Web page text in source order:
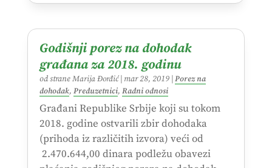
Godišnji porez na dohodak
građana za 2018. godinu
od straneMarija Đorđić| mar 28, 2019| Porez na
dohodak, Preduzetnici, Radni odnosi
Građani Republike Srbije koji su tokom
2018. godine ostvarili zbir dohodaka
(prihoda iz različitih izvora) veći od
2.470.644,00 dinara podležu obavezi